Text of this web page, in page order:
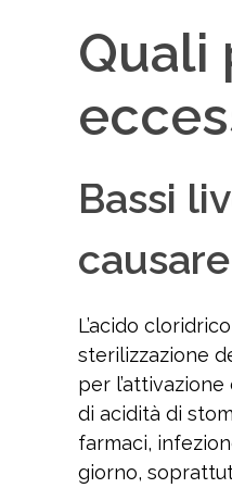
Quali
Bassi
L’acido
sterilizzazione
per
di acidità di
farmaci,
giorno,